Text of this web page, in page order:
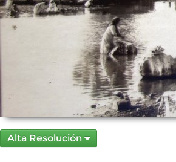
Alta Resolución